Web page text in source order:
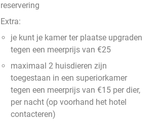
reservering
Extra:
je kunt je kamer ter plaatse upgraden
tegen een meerprijs van €25
maximaal 2 huisdieren zijn
toegestaan in een superiorkamer
tegen een meerprijs van €15 per dier,
per nacht (op voorhand het hotel
contacteren)